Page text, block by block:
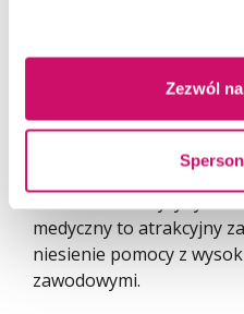
Zezwól
Ratownictwo medyczne
Medycznym z dnia 8
2006 Nr 191 poz. 1410)
ratownictwa medycznego
ukształtowała rolę
medyczny to atrakcyjny
niesienie pomocy z
zawodowymi.